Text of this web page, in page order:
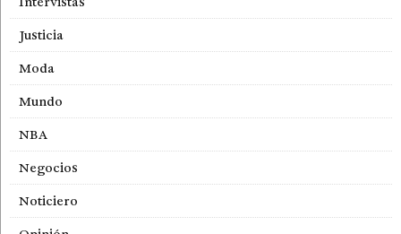
Justicia
Moda
Mundo
NBA
Negocios
Noticiero